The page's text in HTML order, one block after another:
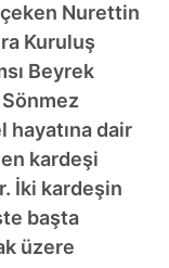
Nurettin
Kuruluş
Beyrek
hayatına dair
kardeşi
İki kardeşin
başta
üzere